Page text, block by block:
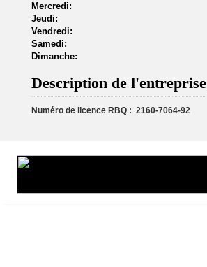
Mercredi:
Jeudi:
Vendredi:
Samedi:
Dimanche:
Description de l'entreprise
Numéro de licence RBQ : 2160-7064-92